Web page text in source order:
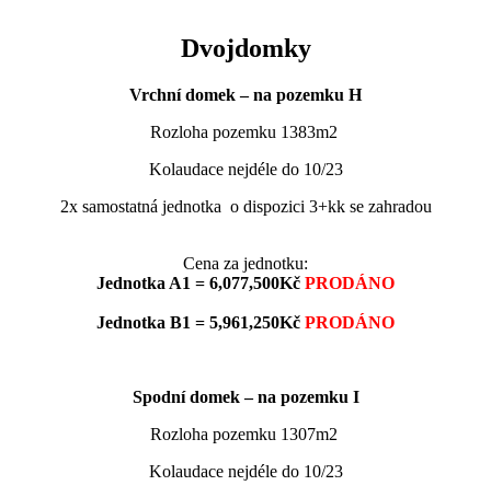
Dvojdomky
Vrchní domek – na pozemku H
Rozloha pozemku 1383m2
Kolaudace nejdéle do 10/23
2x samostatná jednotka o dispozici 3+kk se zahradou
Cena za jednotku:
Jednotka A1 = 6,077,500Kč PRODÁNO
Jednotka B1 = 5,961,250Kč PRODÁNO
Spodní domek – na pozemku I
Rozloha pozemku 1307m2
Kolaudace nejdéle do 10/23